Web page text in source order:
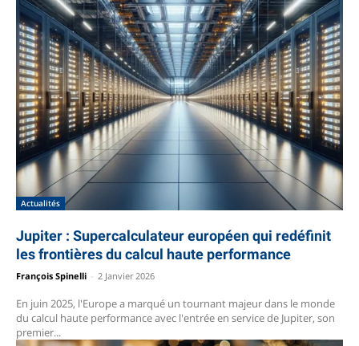
Actualités
Jupiter : Supercalculateur européen qui redéfinit
les frontières du calcul haute performance
François Spinelli 2 Janvier 2026
En juin 2025, l'Europe a marqué un tournant majeur dans le monde
du calcul haute performance avec l'entrée en service de Jupiter, son
premier...